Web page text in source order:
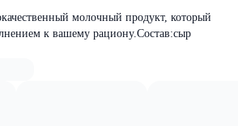
молочный продукт, который
к вашему рациону.Состав:сыр